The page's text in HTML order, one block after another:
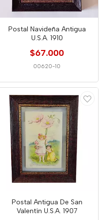
Postal Navideña Antigua
U.S.A. 1910
$67.000
00620-10
Postal Antigua De San
Valentín U.S.A. 1907